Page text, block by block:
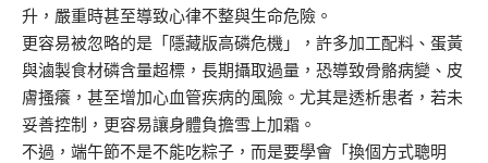
升，嚴重時甚至導致心律不整與生命危險。
更容易被忽略的是「隱藏版高磷危機」 ， 許多加工配料、蛋黃
與滷製食材磷含量超標 ，長期攝取過量，恐導致骨骼病變、皮
膚搔癢，甚至增加心血管疾病的風險。 尤其是透析患者，若未
妥善控制，更容易讓身體負擔雪上加霜。
不過，端午節不是不能吃粽子，而是要學會「換個方式聰明